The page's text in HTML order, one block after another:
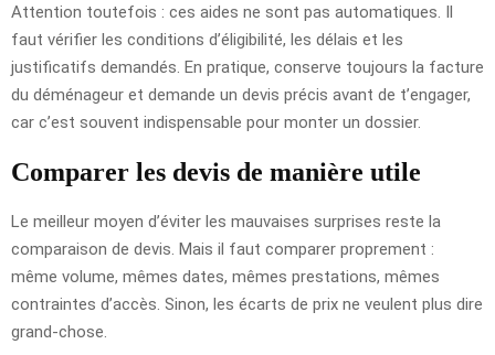
Attention toutefois : ces aides ne sont pas automatiques. Il
faut vérifier les conditions d’éligibilité, les délais et les
justificatifs demandés. En pratique, conserve toujours la facture
du déménageur et demande un devis précis avant de t’engager,
car c’est souvent indispensable pour monter un dossier.
Comparer les devis de manière utile
Le meilleur moyen d’éviter les mauvaises surprises reste la
comparaison de devis. Mais il faut comparer proprement :
même volume, mêmes dates, mêmes prestations, mêmes
contraintes d’accès. Sinon, les écarts de prix ne veulent plus dire
grand-chose.